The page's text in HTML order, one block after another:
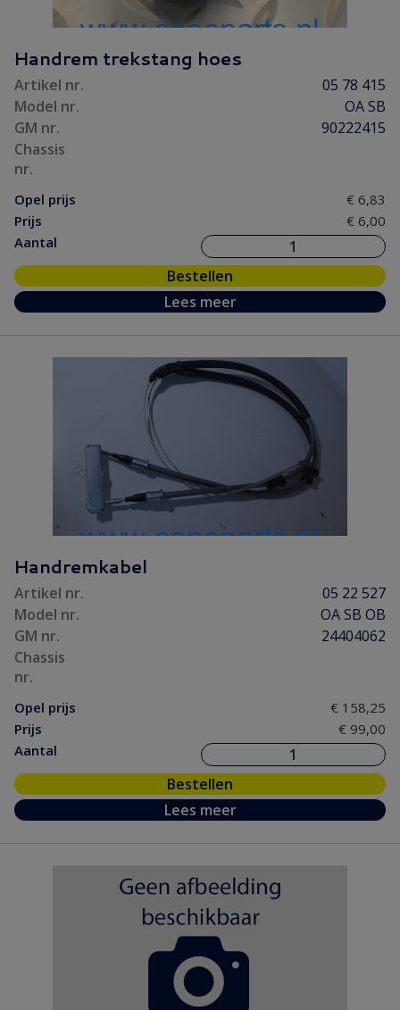
Handrem trekstang hoes
Artikel nr.
05 78 415
Model nr.
OA SB
GM nr.
90222415
Chassis
nr.
Opel prijs
€ 6,83
Prijs
€ 6,00
Aantal
Bestellen
Lees meer
Handremkabel
Artikel nr.
05 22 527
Model nr.
OA SB OB
GM nr.
24404062
Chassis
nr.
Opel prijs
€ 158,25
Prijs
€ 99,00
Aantal
Bestellen
Lees meer